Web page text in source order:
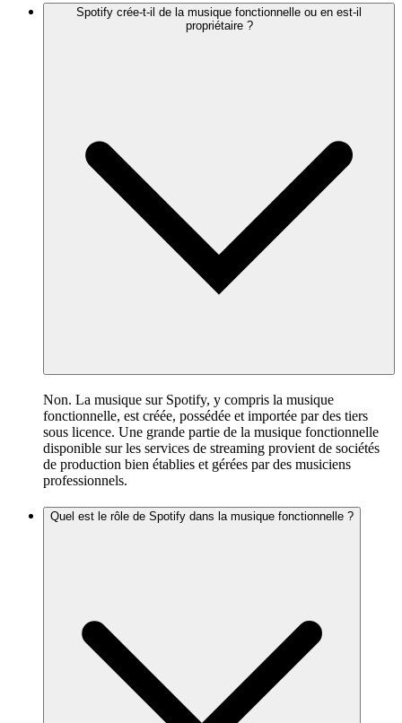
Spotify crée-t-il de la musique fonctionnelle ou en est-il
propriétaire ?
Non. La musique sur Spotify, y compris la musique
fonctionnelle, est créée, possédée et importée par des tiers
sous licence. Une grande partie de la musique fonctionnelle
disponible sur les services de streaming provient de sociétés
de production bien établies et gérées par des musiciens
professionnels.
Quel est le rôle de Spotify dans la musique fonctionnelle ?